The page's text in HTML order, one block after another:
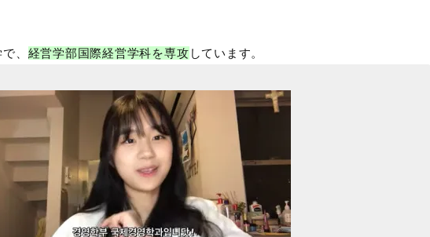
、 経営学部国際経営学科を専攻 しています。